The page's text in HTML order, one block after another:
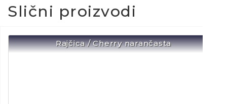
Slični proizvodi
Rajčica / Cherry narančasta